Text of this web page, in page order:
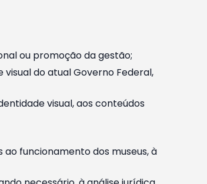
ou promoção da gestão;
do atual Governo Federal,
visual, aos conteúdos
funcionamento dos museus, à